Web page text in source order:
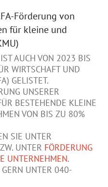
Förderung von
für kleine und
AUCH VON 2023 BIS
WIRTSCHAFT UND
GELISTET.
UNSERER
BESTEHENDE KLEINE
VON BIS ZU 80%
SIE UNTER
UNTER FÖRDERUNG
UNTERNEHMEN.
UNTER 040-